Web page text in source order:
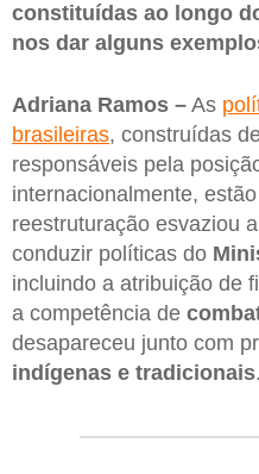
constituídas ao longo
nos dar alguns
Adriana Ramos – As
brasileiras, construídas
responsáveis pela
internacionalmente,
reestruturação esvaziou
conduzir políticas do
incluindo a atribuição de
a competência de
desapareceu junto com
indígenas e tradicionais.